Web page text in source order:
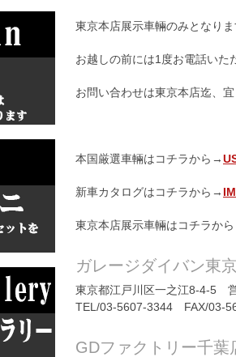
東京本店展示車輛のみとなり
お越しの前には1度お電話いた
お問い合わせは東京本店迄、
本国厳選車輛はコチラから→
新車カタログはコチラから→
東京本店展示車輛はコチラか
ガレージダイバン東
東京都江戸川区一之江8-4-5
TEL/03-5607-3344 FAX/03-
GDファクトリー千葉